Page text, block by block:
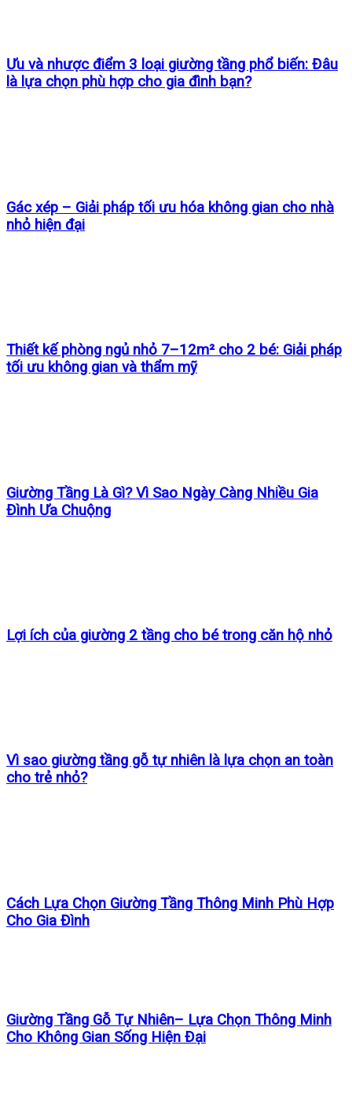
Ưu và nhược điểm 3 loại giường tầng phổ biến: Đâu
là lựa chọn phù hợp cho gia đình bạn?
Gác xép – Giải pháp tối ưu hóa không gian cho nhà
nhỏ hiện đại
Thiết kế phòng ngủ nhỏ 7–12m² cho 2 bé: Giải pháp
tối ưu không gian và thẩm mỹ
Giường Tầng Là Gì? Vì Sao Ngày Càng Nhiều Gia
Đình Ưa Chuộng
Lợi ích của giường 2 tầng cho bé trong căn hộ nhỏ
Vì sao giường tầng gỗ tự nhiên là lựa chọn an toàn
cho trẻ nhỏ?
Cách Lựa Chọn Giường Tầng Thông Minh Phù Hợp
Cho Gia Đình
Giường Tầng Gỗ Tự Nhiên– Lựa Chọn Thông Minh
Cho Không Gian Sống Hiện Đại